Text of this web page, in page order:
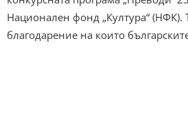
Национален фонд „Култура“ (НФК).
благодарение на които